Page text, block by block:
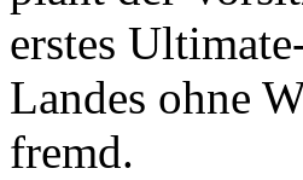
erstes
Landes ohne
fremd.